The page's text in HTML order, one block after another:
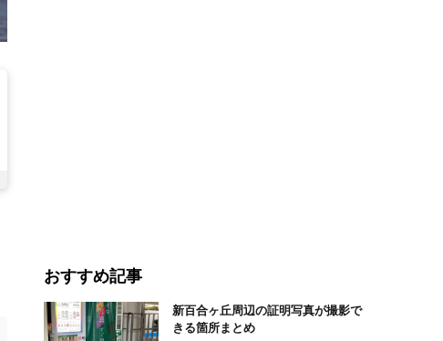
おすすめ記事
新百合ヶ丘周辺の証明写真が撮影で
きる箇所まとめ